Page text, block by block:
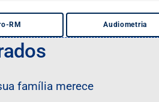
RM Audiometria
família merece